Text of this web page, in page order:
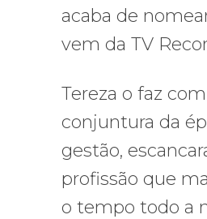
acaba de
vem da TV
Tereza o faz
conjuntura da
gestão,
profissão que
o tempo todo a